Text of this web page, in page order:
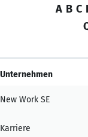
A B C
Unternehmen
New Work SE
Karriere